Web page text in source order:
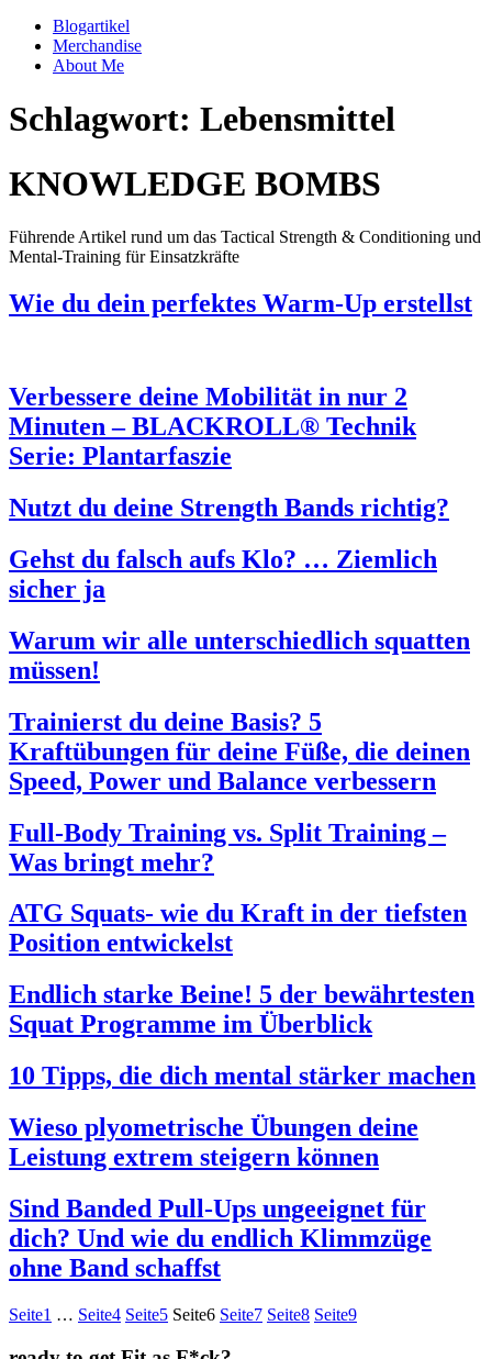
Blogartikel
Merchandise
About Me
Schlagwort: Lebensmittel
KNOWLEDGE BOMBS
Führende Artikel rund um das Tactical Strength & Conditioning und
Mental-Training für Einsatzkräfte
Wie du dein perfektes Warm-Up erstellst
Verbessere deine Mobilität in nur 2
Minuten – BLACKROLL® Technik
Serie: Plantarfaszie
Nutzt du deine Strength Bands richtig?
Gehst du falsch aufs Klo? … Ziemlich
sicher ja
Warum wir alle unterschiedlich squatten
müssen!
Trainierst du deine Basis? 5
Kraftübungen für deine Füße, die deinen
Speed, Power und Balance verbessern
Full-Body Training vs. Split Training –
Was bringt mehr?
ATG Squats- wie du Kraft in der tiefsten
Position entwickelst
Endlich starke Beine! 5 der bewährtesten
Squat Programme im Überblick
10 Tipps, die dich mental stärker machen
Wieso plyometrische Übungen deine
Leistung extrem steigern können
Sind Banded Pull-Ups ungeeignet für
dich? Und wie du endlich Klimmzüge
ohne Band schaffst
Seite1 … Seite4 Seite5 Seite6 Seite7 Seite8 Seite9